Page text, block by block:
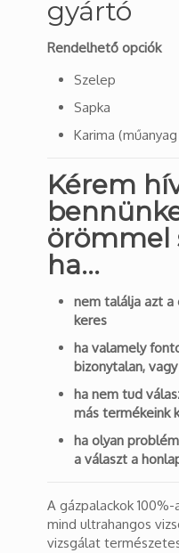
gyártó
Rendelhető opciók
Szelep
Sapka
Karima
Kérem
örömmel
ha…
nem találja azt
keres
ha valamely
bizonytalan,
ha nem tud
más termékeink
ha olyan
a választ a
A gázpalackok
mind ultrahangos
vizsgálat